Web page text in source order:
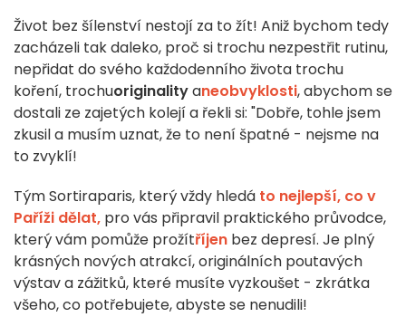
Život bez šílenství nestojí za to žít! Aniž bychom tedy
zacházeli tak daleko, proč si trochu nezpestřit rutinu,
nepřidat do svého každodenního života trochu
koření, trochuoriginalityaneobvyklosti, abychom se
dostali ze zajetých kolejí a řekli si: "Dobře, tohle jsem
zkusil a musím uznat, že to není špatné - nejsme na
to zvyklí!
Tým Sortiraparis, který vždy hledá to nejlepší, co v
Paříži dělat, pro vás připravil praktického průvodce,
který vám pomůže prožítříjen bez depresí. Je plný
krásných nových atrakcí, originálních poutavých
výstav a zážitků, které musíte vyzkoušet - zkrátka
všeho, co potřebujete, abyste se nenudili!